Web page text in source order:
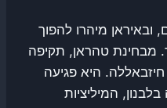
ובאיראן מיהרו להפוך
מבחינת טהראן, תקיפה
היא פגיעה
המיליציות